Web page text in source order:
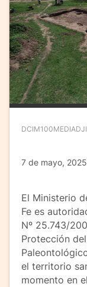
7 de mayo, 2025
El Ministerio
Fe es
Nº 25.743/
Protección
el territorio
momento en